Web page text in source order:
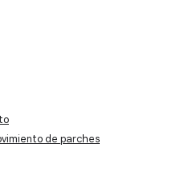
de parches